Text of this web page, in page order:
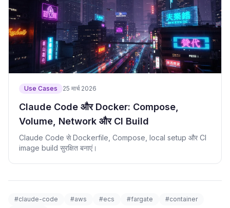
Use Cases 25 मार्च 2026
Claude Code और Docker: Compose,
Volume, Network और CI Build
Claude Code से Dockerfile, Compose, local setup और CI
image build सुरक्षित बनाएं।
#claude-code #aws #ecs #fargate
#container